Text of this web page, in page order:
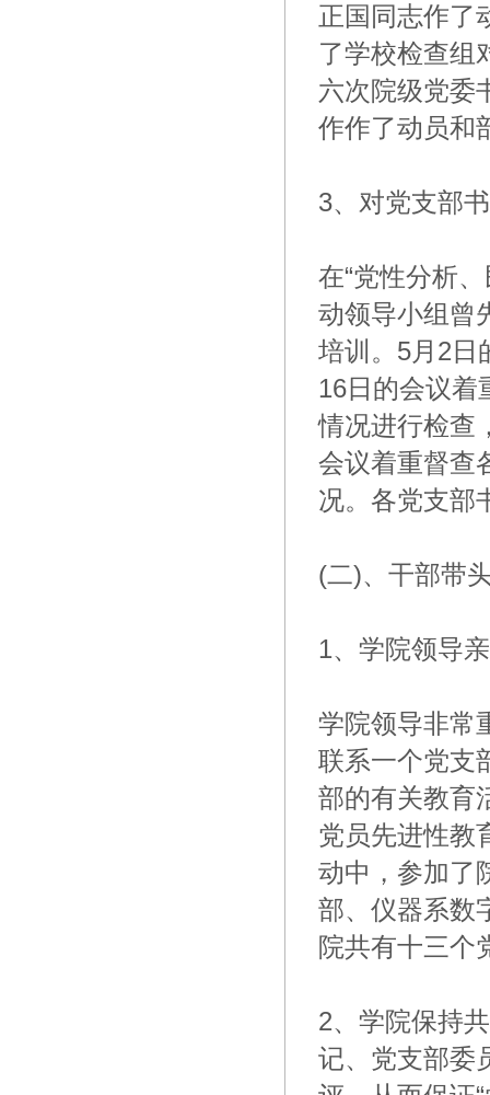
正国同志作了
了学校检查组
六次院级党委
作作了动员和
3、对党支部
在“党性分析
动领导小组曾
培训。5月2日
16日的会议着
情况进行检查
会议着重督查
况。各党支部
(二)、干部带
1、学院领导
学院领导非常
联系一个党支
部的有关教育
党员先进性教
动中，参加了
部、仪器系数
院共有十三个
2、学院保持
记、党支部委